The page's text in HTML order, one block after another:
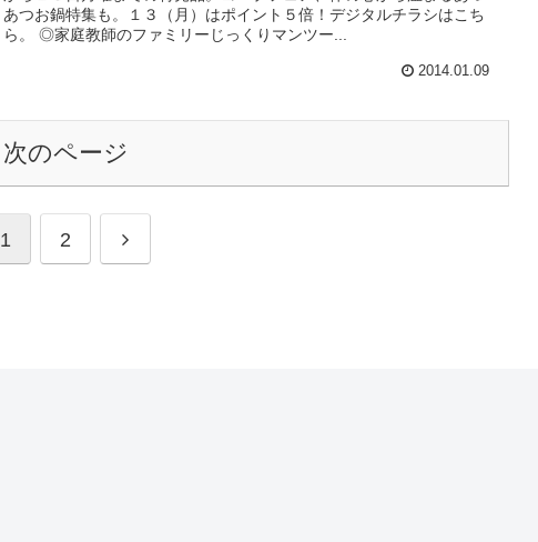
あつお鍋特集も。１３（月）はポイント５倍！デジタルチラシはこち
ら。 ◎家庭教師のファミリーじっくりマンツー...
2014.01.09
次のページ
1 2